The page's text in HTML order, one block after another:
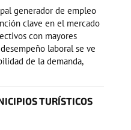
generador de empleo
clave en el mercado
con mayores
laboral se ve
de la demanda,
TURÍSTICOS